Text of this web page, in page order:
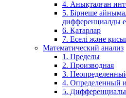
4. Анықталған
5. Бірнеше
дифференциалды
6. Қатарлар
7. Еселі және
Математический анализ
1. Пределы
2. Производная
3.
4. Определенный
5.